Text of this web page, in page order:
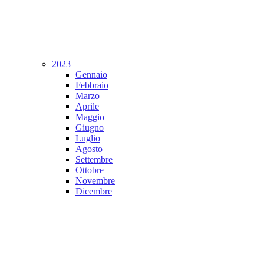
2023
Gennaio
Febbraio
Marzo
Aprile
Maggio
Giugno
Luglio
Agosto
Settembre
Ottobre
Novembre
Dicembre